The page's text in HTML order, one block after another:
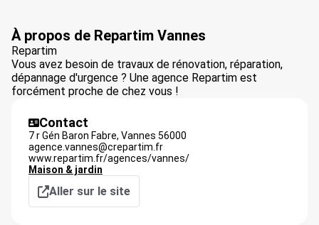
À propos de Repartim Vannes
Repartim
Vous avez besoin de travaux de rénovation, réparation,
dépannage d'urgence ? Une agence Repartim est
forcément proche de chez vous !
Contact
7 r Gén Baron Fabre, Vannes 56000
agence.vannes@crepartim.fr
www.repartim.fr/agences/vannes/
Maison & jardin
Aller sur le site